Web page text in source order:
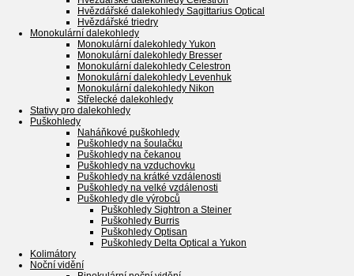
Hvězdářské dalekohledy Sagittarius Optical
Hvězdářské triedry
Monokulární dalekohledy
Monokulární dalekohledy Yukon
Monokulární dalekohledy Bresser
Monokulární dalekohledy Celestron
Monokulární dalekohledy Levenhuk
Monokulární dalekohledy Nikon
Střelecké dalekohledy
Stativy pro dalekohledy
Puškohledy
Naháňkové puškohledy
Puškohledy na šoulačku
Puškohledy na čekanou
Puškohledy na vzduchovku
Puškohledy na krátké vzdálenosti
Puškohledy na velké vzdálenosti
Puškohledy dle výrobců
Puškohledy Sightron a Steiner
Puškohledy Burris
Puškohledy Optisan
Puškohledy Delta Optical a Yukon
Kolimátory
Noční vidění